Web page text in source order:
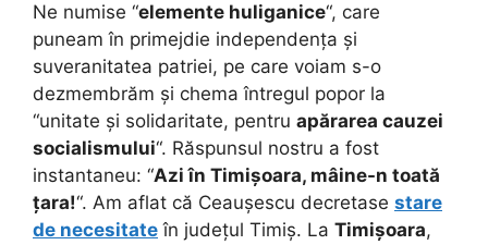
Ne numise “elemente huliganice“, care
puneam în primejdie independența și
suveranitatea patriei, pe care voiam s-o
dezmembrăm și chema întregul popor la
“unitate și solidaritate, pentru apărarea cauzei
socialismului“. Răspunsul nostru a fost
instantaneu: “Azi în Timișoara, mâine-n toată
țara!“. Am aflat că Ceaușescu decretase stare
de necesitate în județul Timiș. La Timișoara,